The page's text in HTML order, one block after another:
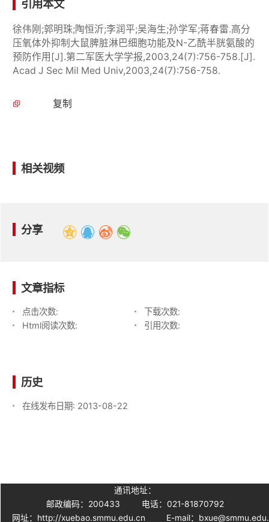
引用本文
徐伟刚;郭明珠;陶恒沂;李润平;吴海生;孙学军;蒋春雷.高分
压氧体外抑制大鼠脾脏淋巴细胞功能及N-乙酰半胱氨酸的
预防作用[J].第二军医大学学报,2003,24(7):756-758.[J].
Acad J Sec Mil Med Univ,2003,24(7):756-758.
复制
相关视频
分享
文章指标
点击次数:
下载次数:
Html阅读次数:
引用次数:
历史
在线发布日期: 2013-08-22
通讯地址：
邮政编码：200433
电话：021-81870792
网址：http://xuebao.smmu.edu.cn
E-mail：bxue@smmu.edu.